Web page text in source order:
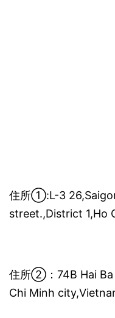
住所①:L-3
street.,District 1,Ho
住所②：74B Hai Ba
Chi Minh